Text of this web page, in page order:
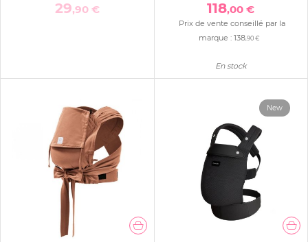
29,90 € 118,00 €
Prix de vente conseillé par la
marque :138,90 €
En stock
New